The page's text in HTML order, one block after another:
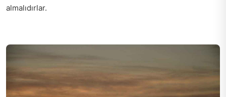
almalıdırlar.